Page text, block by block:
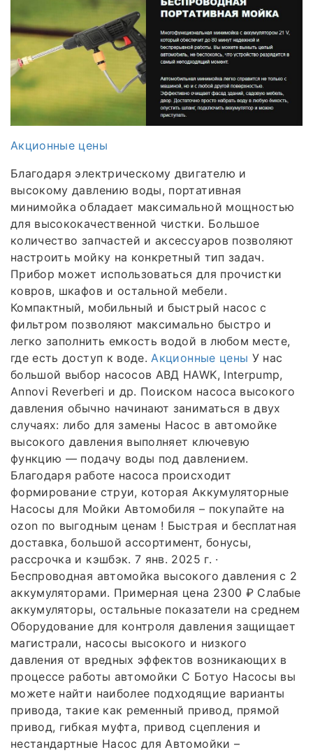
Акционные цены
Благодаря электрическому двигателю и
высокому давлению воды, портативная
минимойка обладает максимальной мощностью
для высококачественной чистки. Большое
количество запчастей и аксессуаров позволяют
настроить мойку на конкретный тип задач.
Прибор может использоваться для прочистки
ковров, шкафов и остальной мебели.
Компактный, мобильный и быстрый насос с
фильтром позволяют максимально быстро и
легко заполнить емкость водой в любом месте,
где есть доступ к воде.Акционные цены У нас
большой выбор насосов АВД HAWK, Interpump,
Annovi Reverberi и др. Поиском насоса высокого
давления обычно начинают заниматься в двух
случаях: либо для замены Насос в автомойке
высокого давления выполняет ключевую
функцию — подачу воды под давлением.
Благодаря работе насоса происходит
формирование струи, которая Аккумуляторные
Насосы для Мойки Автомобиля – покупайте на
ozon по выгодным ценам ! Быстрая и бесплатная
доставка, большой ассортимент, бонусы,
рассрочка и кэшбэк. 7 янв. 2025 г. ·
Беспроводная автомойка высокого давления с 2
аккумуляторами. Примерная цена 2300 ₽ Слабые
аккумуляторы, остальные показатели на среднем
Оборудование для контроля давления защищает
магистрали, насосы высокого и низкого
давления от вредных эффектов возникающих в
процессе работы автомойки С Ботуо Насосы вы
можете найти наиболее подходящие варианты
привода, такие как ременный привод, прямой
привод, гибкая муфта, привод сцепления и
нестандартные Насос для Автомойки –